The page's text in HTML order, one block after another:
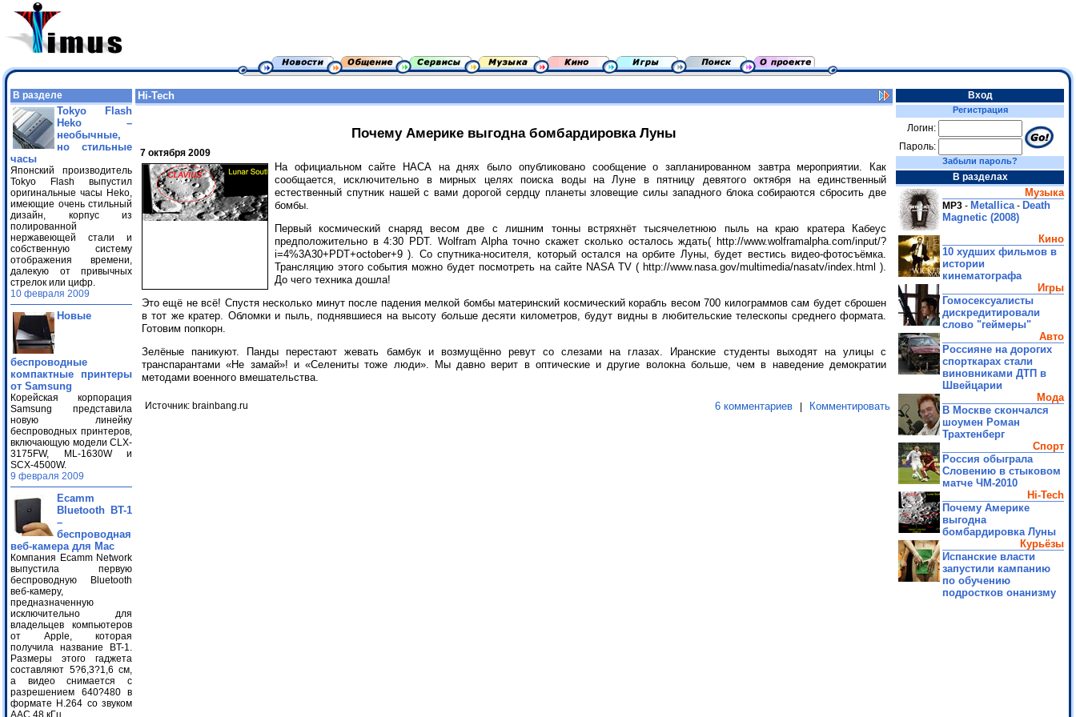
В разделе
Tokyo Flash
Heko –
необычные,
но стильные
часы
Японский производитель
Tokyo Flash выпустил
оригинальные часы Heko,
имеющие очень стильный
дизайн, корпус из
полированной
нержавеющей стали и
собственную систему
отображения времени,
далекую от привычных
стрелок или цифр.
10 февраля 2009
Новые
беспроводные
компактные принтеры
от Samsung
Корейская корпорация
Samsung представила
новую линейку
беспроводных принтеров,
включающую модели CLX-
3175FW, ML-1630W и
SCX-4500W.
9 февраля 2009
Ecamm
Bluetooth BT-1
–
беспроводная
веб-камера для Mac
Компания Ecamm Network
выпустила первую
беспроводную Bluetooth
веб-камеру,
предназначенную
исключительно для
владельцев компьютеров
от Apple, которая
получила название BT-1.
Размеры этого гаджета
составляют 5?6,3?1,6 см,
а видео снимается с
разрешением 640?480 в
формате H.264 со звуком
AAC 48 кГц.
Hi-Tech
Почему Америке выгодна бомбардировка Луны
7 октября 2009
На официальном сайте НАСА на днях было опубликовано сообщение о запланированном завтра мероприятии. Как
сообщается, исключительно в мирных целях поиска воды на Луне в пятницу девятого октября на единственный
естественный спутник нашей с вами дорогой сердцу планеты зловещие силы западного блока собираются сбросить две
бомбы.
Первый космический снаряд весом две с лишним тонны встряхнёт тысячелетнюю пыль на краю кратера Кабеус
предположительно в 4:30 PDT. Wolfram Alpha точно скажет сколько осталось ждать( http://www.wolframalpha.com/input/?
i=4%3A30+PDT+october+9 ). Со спутника-носителя, который остался на орбите Луны, будет вестись видео-фотосъёмка.
Трансляцию этого события можно будет посмотреть на сайте NASA TV ( http://www.nasa.gov/multimedia/nasatv/index.html ).
До чего техника дошла!
Это ещё не всё! Спустя несколько минут после падения мелкой бомбы материнский космический корабль весом 700 килограммов сам будет сброшен
в тот же кратер. Обломки и пыль, поднявшиеся на высоту больше десяти километров, будут видны в любительские телескопы среднего формата.
Готовим попкорн.
Зелёные паникуют. Панды перестают жевать бамбук и возмущённо ревут со слезами на глазах. Иранские студенты выходят на улицы с
транспарантами «Не замай»! и «Селениты тоже люди». Мы давно верит в оптические и другие волокна больше, чем в наведение демократии
методами военного вмешательства.
Источник: brainbang.ru 6 комментариев Комментировать
Вход
Регистрация
Логин:
Пароль:
Забыли пароль?
В разделах
Музыка
MP3 - Metallica- Death
Magnetic (2008)
Кино
10 худших фильмов в
истории
кинематографа
Игры
Гомосексуалисты
дискредитировали
слово "геймеры"
Авто
Россияне на дорогих
спорткарах стали
виновниками ДТП в
Швейцарии
Мода
В Москве скончался
шоумен Роман
Трахтенберг
Спорт
Россия обыграла
Словению в стыковом
матче ЧМ-2010
Hi-Tech
Почему Америке
выгодна
бомбардировка Луны
Курьёзы
Испанские власти
запустили кампанию
по обучению
подростков онанизму